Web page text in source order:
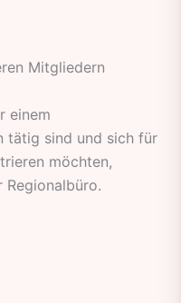
Mitgliedern
einem
tätig sind und sich für
möchten,
Regionalbüro.